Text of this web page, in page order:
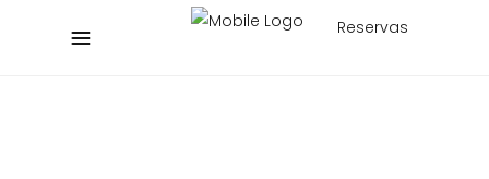
Reservas